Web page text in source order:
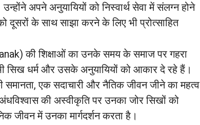
अपने अनुयायियों को निस्वार्थ सेवा में संलग्न होने
के साथ साझा करने के लिए भी प्रोत्साहित
की शिक्षाओं का उनके समय के समाज पर गहरा
सिख धर्म और उसके अनुयायियों को आकार दे रहे हैं।
समानता, एक सदाचारी और नैतिक जीवन जीने का महत्व
की अस्वीकृति पर उनका जोर सिखों को
जीवन में उनका मार्गदर्शन करता है।